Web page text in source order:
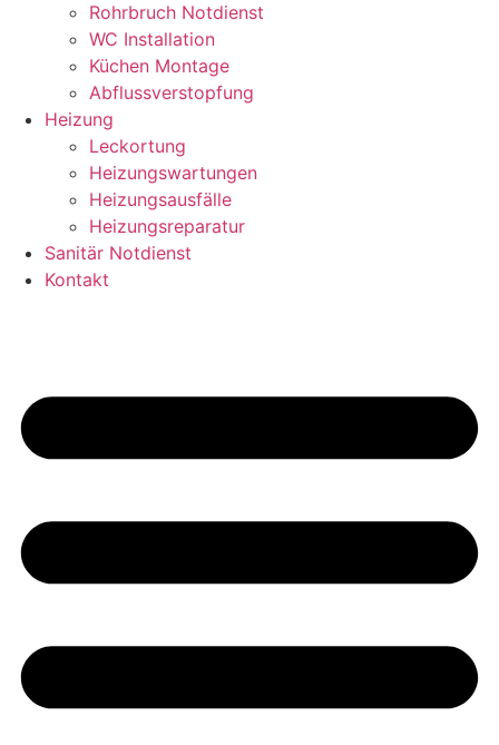
Rohrbruch Notdienst
WC Installation
Küchen Montage
Abflussverstopfung
Heizung
Leckortung
Heizungswartungen
Heizungsausfälle
Heizungsreparatur
Sanitär Notdienst
Kontakt